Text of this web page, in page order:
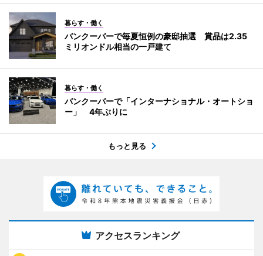
暮らす・働く
バンクーバーで毎夏恒例の豪邸抽選 賞品は2.35
ミリオンドル相当の一戸建て
暮らす・働く
バンクーバーで「インターナショナル・オートショ
ー」 4年ぶりに
もっと見る
アクセスランキング